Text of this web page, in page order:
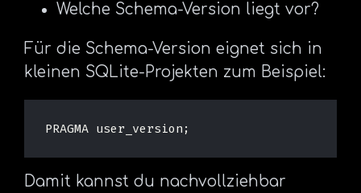
Welche Schema-Version liegt vor?
Für die Schema-Version eignet sich in
kleinen SQLite-Projekten zum Beispiel:
PRAGMA user_version ;
Damit kannst du nachvollziehbar